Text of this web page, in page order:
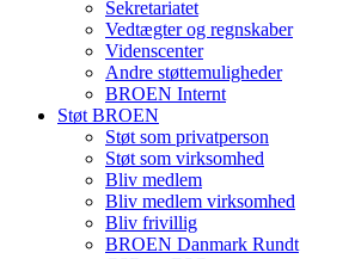
Sekretariatet
Vedtægter og regnskaber
Videnscenter
Andre støttemuligheder
BROEN Internt
Støt BROEN
Støt som privatperson
Støt som virksomhed
Bliv medlem
Bliv medlem virksomhed
Bliv frivillig
BROEN Danmark Rundt